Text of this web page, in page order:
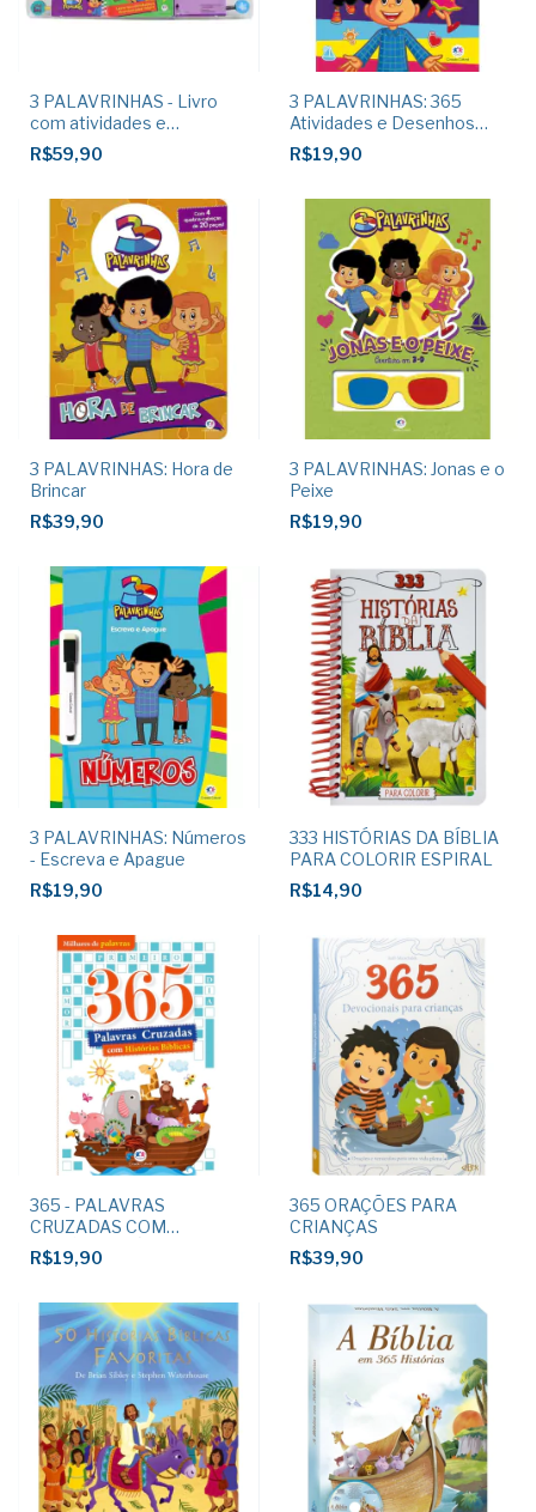
3 PALAVRINHAS - Livro
com atividades e
desenhos para colorir
R$59,90
3 PALAVRINHAS: 365
Atividades e Desenhos
para Colorir
R$19,90
3 PALAVRINHAS: Hora de
Brincar
R$39,90
3 PALAVRINHAS: Jonas e o
Peixe
R$19,90
3 PALAVRINHAS: Números
- Escreva e Apague
R$19,90
333 HISTÓRIAS DA BÍBLIA
PARA COLORIR ESPIRAL
R$14,90
365 - PALAVRAS
CRUZADAS COM
HISTÓRIAS BÍBLICAS
R$19,90
365 ORAÇÕES PARA
CRIANÇAS
R$39,90